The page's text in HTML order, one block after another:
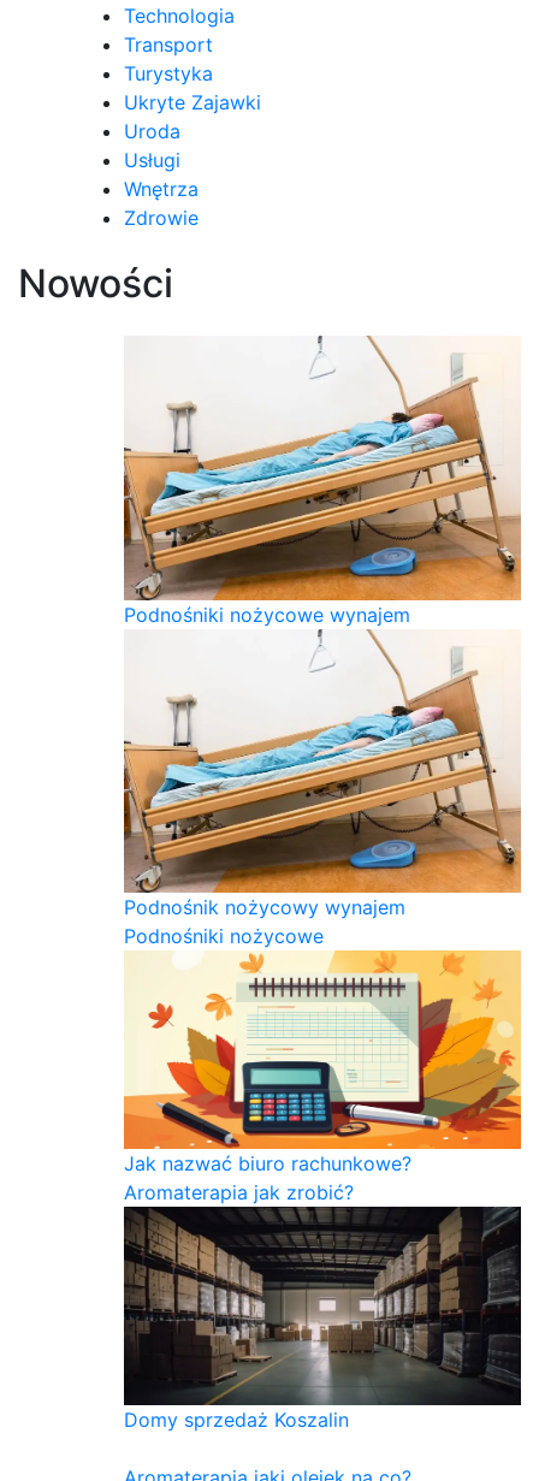
Technologia
Transport
Turystyka
Ukryte Zajawki
Uroda
Usługi
Wnętrza
Zdrowie
Nowości
Podnośniki nożycowe wynajem
Podnośnik nożycowy wynajem
Podnośniki nożycowe
Jak nazwać biuro rachunkowe?
Aromaterapia jak zrobić?
Domy sprzedaż Koszalin